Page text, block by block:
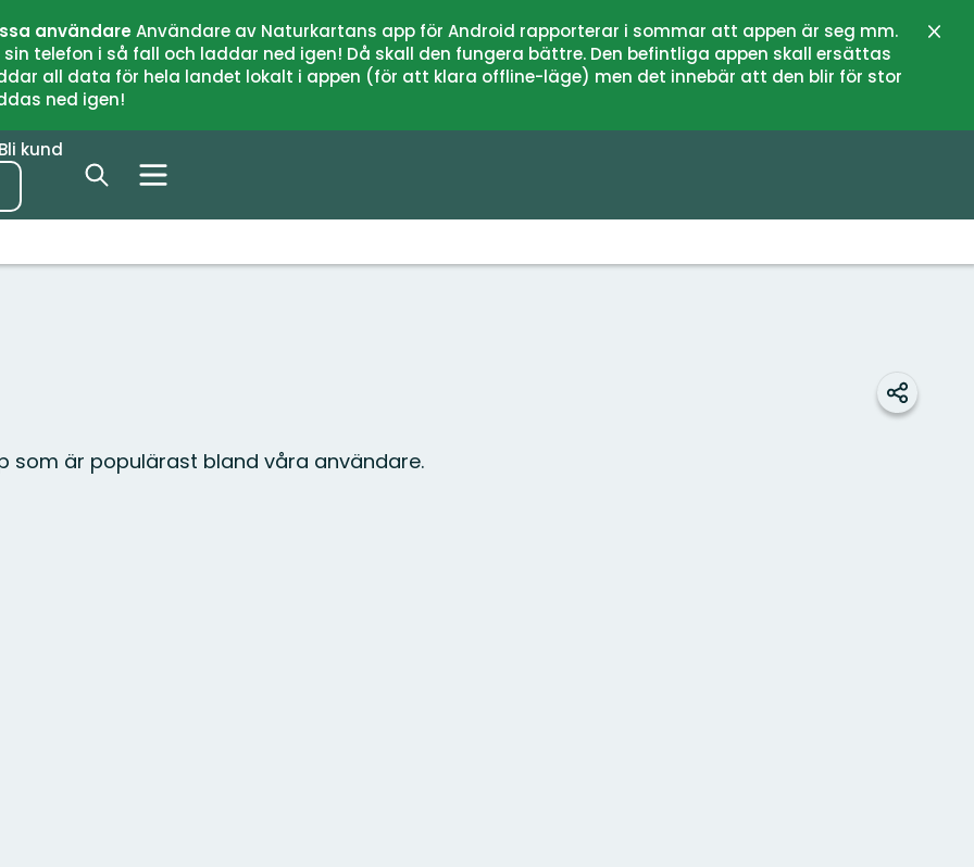
användareAnvändare av Naturkartans app för Android rapporterar i sommar att appen är seg mm.
telefon i så fall och laddar ned igen! Då skall den fungera bättre. Den befintliga appen skall ersättas
all data för hela landet lokalt i appen (för att klara offline-läge) men det innebär att den blir för stor
ned igen!
Bli kund
som är populärast bland våra användare.
Dela